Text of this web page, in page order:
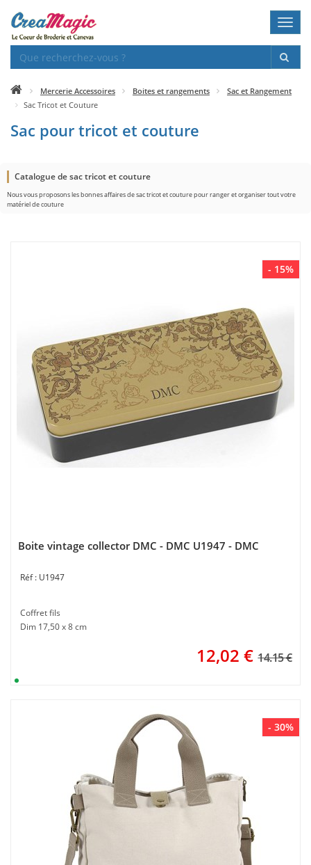
Mercerie Accessoires Boites et rangements
Sac et Rangement
Sac Tricot et Couture
Sac pour tricot et couture
Catalogue de sac tricot et couture
Nous vous proposons les bonnes affaires de sac tricot et couture pour ranger et organiser tout votre
matériel de couture
- 15%
Boite vintage collector DMC - DMC U1947 - DMC
U1947
Coffret fils
Dim 17,50 x 8 cm
12,02 € 14.15 €
- 30%